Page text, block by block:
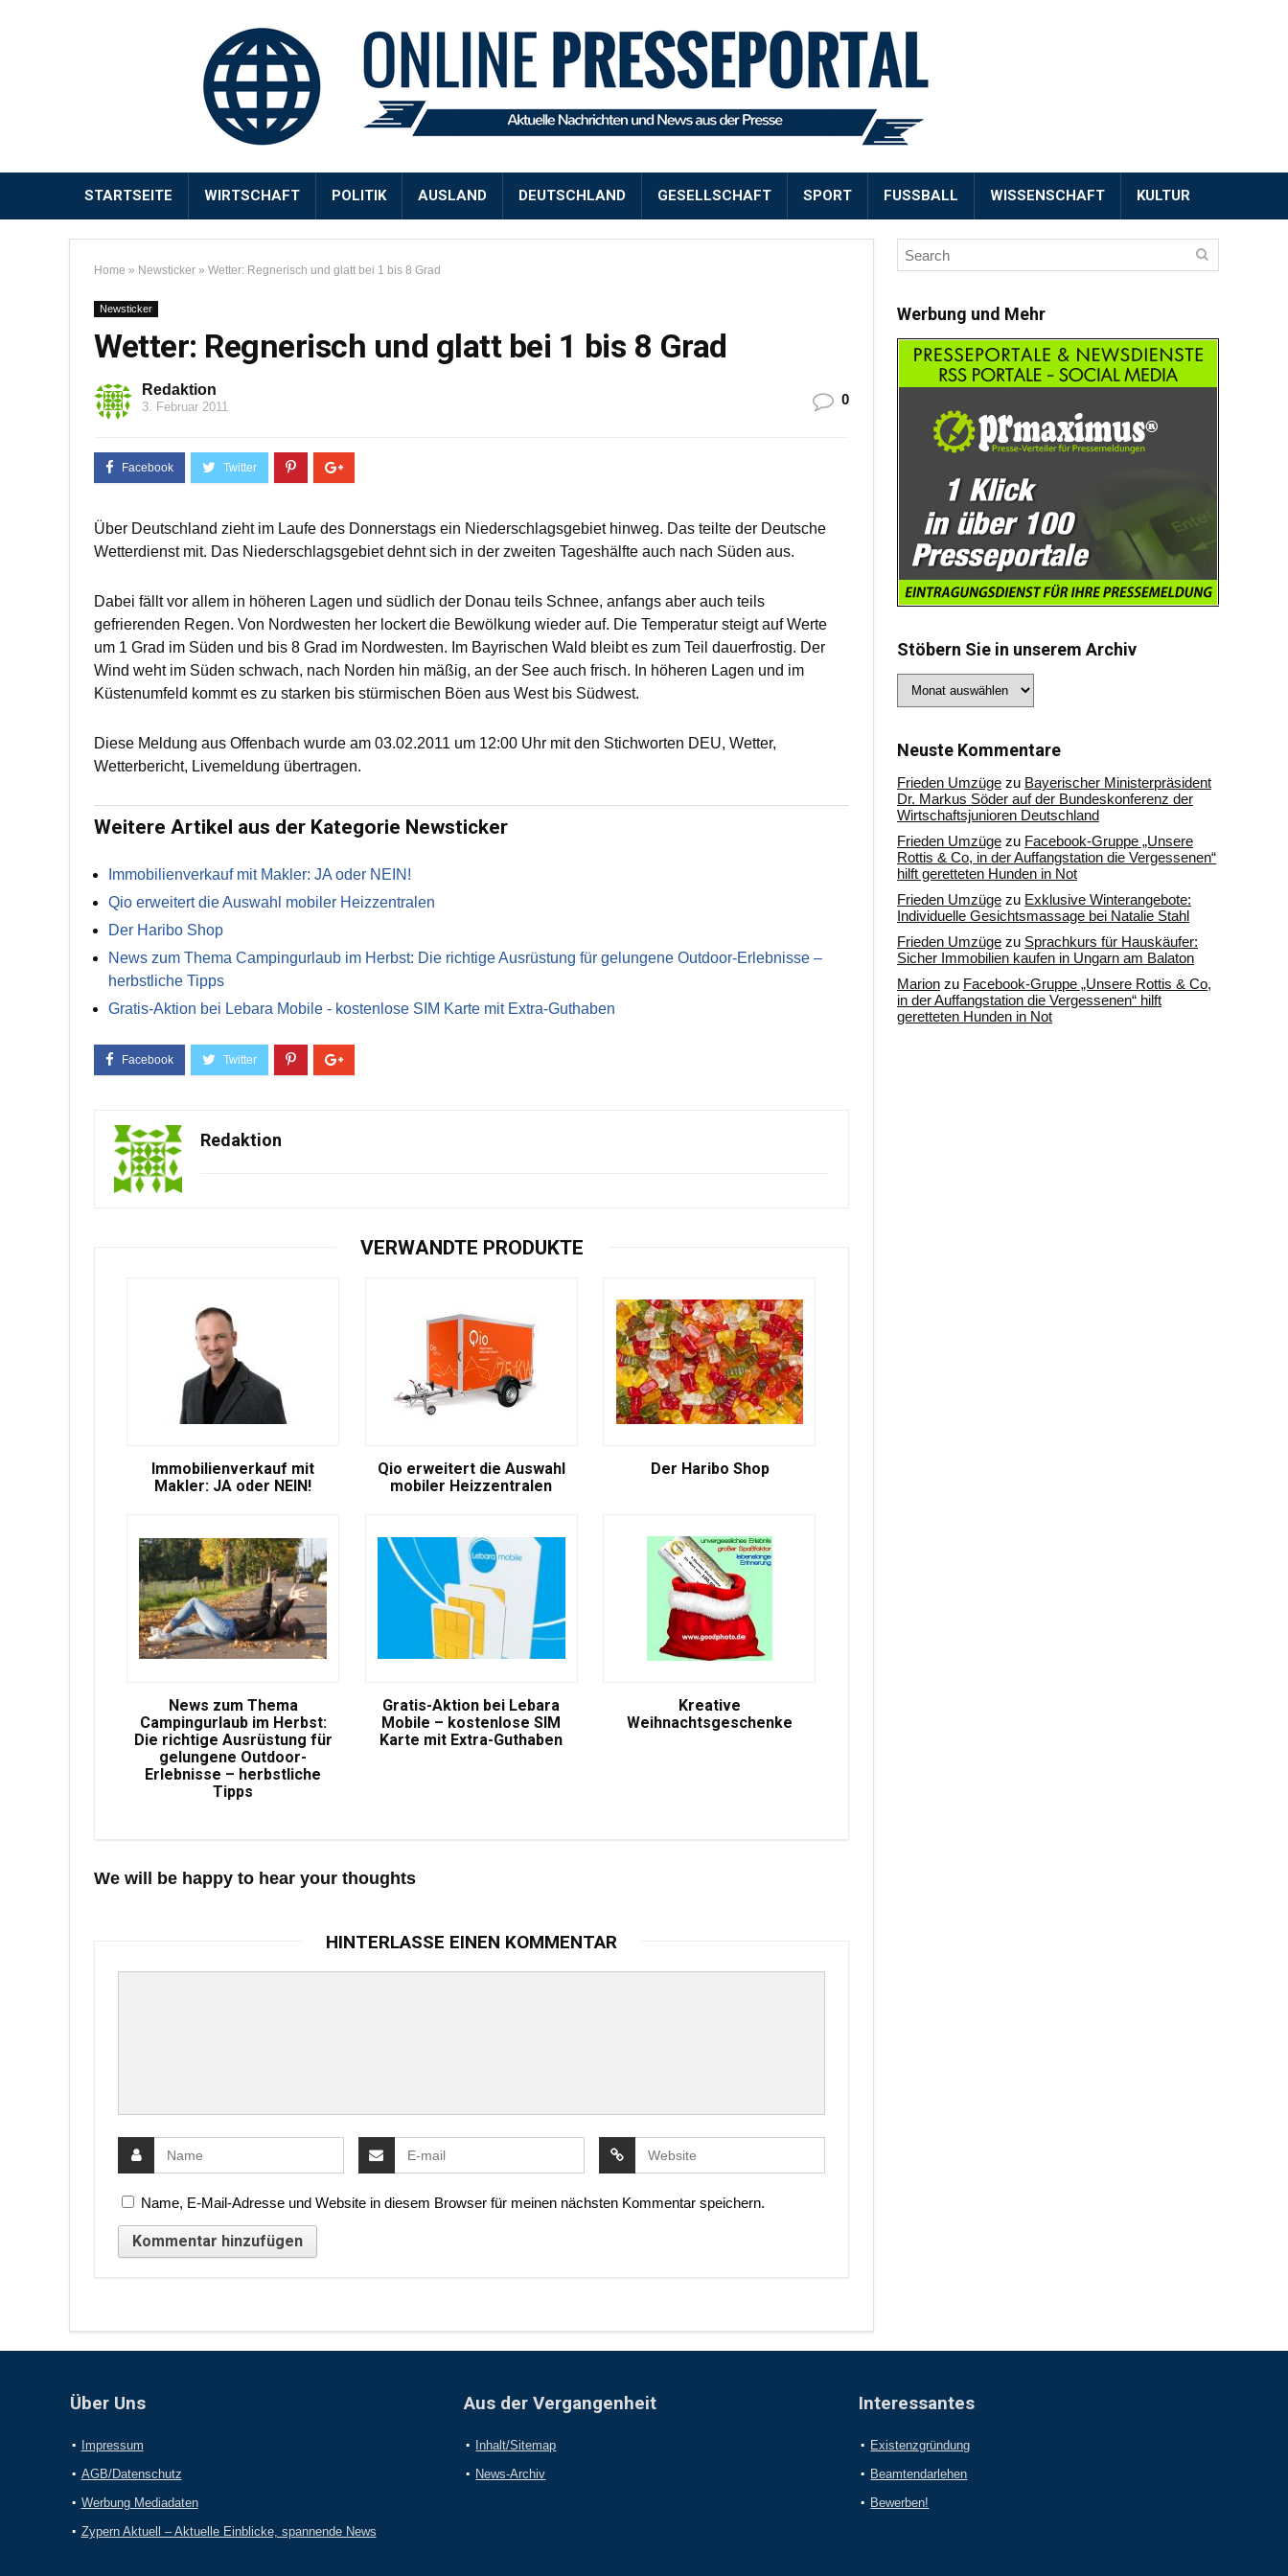
STARTSEITE WIRTSCHAFT POLITIK AUSLAND DEUTSCHLAND GESELLSCHAFT SPORT FUSSBALL WISSENSCHAFT KULTUR
Home » Newsticker » Wetter: Regnerisch und glatt bei 1 bis 8 Grad
Newsticker
Wetter: Regnerisch und glatt bei 1 bis 8 Grad
Redaktion
3. Februar 2011 0
Über Deutschland zieht im Laufe des Donnerstags ein Niederschlagsgebiet hinweg. Das teilte der Deutsche
Wetterdienst mit. Das Niederschlagsgebiet dehnt sich in der zweiten Tageshälfte auch nach Süden aus.
Dabei fällt vor allem in höheren Lagen und südlich der Donau teils Schnee, anfangs aber auch teils
gefrierenden Regen. Von Nordwesten her lockert die Bewölkung wieder auf. Die Temperatur steigt auf Werte
um 1 Grad im Süden und bis 8 Grad im Nordwesten. Im Bayrischen Wald bleibt es zum Teil dauerfrostig. Der
Wind weht im Süden schwach, nach Norden hin mäßig, an der See auch frisch. In höheren Lagen und im
Küstenumfeld kommt es zu starken bis stürmischen Böen aus West bis Südwest.
Diese Meldung aus Offenbach wurde am 03.02.2011 um 12:00 Uhr mit den Stichworten DEU, Wetter,
Wetterbericht, Livemeldung übertragen.
Weitere Artikel aus der Kategorie Newsticker
Immobilienverkauf mit Makler: JA oder NEIN!
Qio erweitert die Auswahl mobiler Heizzentralen
Der Haribo Shop
News zum Thema Campingurlaub im Herbst: Die richtige Ausrüstung für gelungene Outdoor-Erlebnisse –
herbstliche Tipps
Gratis-Aktion bei Lebara Mobile - kostenlose SIM Karte mit Extra-Guthaben
Redaktion
VERWANDTE PRODUKTE
Immobilienverkauf mit
Makler: JA oder NEIN!
Qio erweitert die Auswahl
mobiler Heizzentralen
Der Haribo Shop
News zum Thema
Campingurlaub im Herbst:
Die richtige Ausrüstung für
gelungene Outdoor-
Erlebnisse – herbstliche
Tipps
Gratis-Aktion bei Lebara
Mobile – kostenlose SIM
Karte mit Extra-Guthaben
Kreative
Weihnachtsgeschenke
We will be happy to hear your thoughts
HINTERLASSE EINEN KOMMENTAR
Name, E-Mail-Adresse und Website in diesem Browser für meinen nächsten Kommentar speichern.
Werbung und Mehr
Stöbern Sie in unserem Archiv
Sie
Archiv
Neuste Kommentare
Frieden Umzüge zu Bayerischer Ministerpräsident
Dr. Markus Söder auf der Bundeskonferenz der
Wirtschaftsjunioren Deutschland
Frieden Umzüge zu Facebook-Gruppe „Unsere
Rottis & Co, in der Auffangstation die Vergessenen“
hilft geretteten Hunden in Not
Frieden Umzüge zu Exklusive Winterangebote:
Individuelle Gesichtsmassage bei Natalie Stahl
Frieden Umzüge zu Sprachkurs für Hauskäufer:
Sicher Immobilien kaufen in Ungarn am Balaton
Marion zu Facebook-Gruppe „Unsere Rottis & Co,
in der Auffangstation die Vergessenen“ hilft
geretteten Hunden in Not
Über Uns
Impressum
AGB/Datenschutz
Werbung Mediadaten
Zypern Aktuell – Aktuelle Einblicke, spannende News
Aus der Vergangenheit
Inhalt/Sitemap
News-Archiv
Interessantes
Existenzgründung
Beamtendarlehen
Bewerben!